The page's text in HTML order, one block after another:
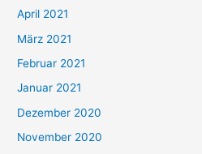
:
April 2021
März 2021
Februar 2021
Januar 2021
Dezember 2020
November 2020